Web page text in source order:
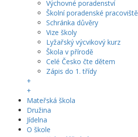
Výchovné poradenství
Školní poradenské pracoviště
Schránka důvěry
Vize školy
Lyžařský výcvikový kurz
Škola v přírodě
Celé Česko čte dětem
Zápis do 1. třídy
+
+
Mateřská škola
Družina
Jídelna
O škole